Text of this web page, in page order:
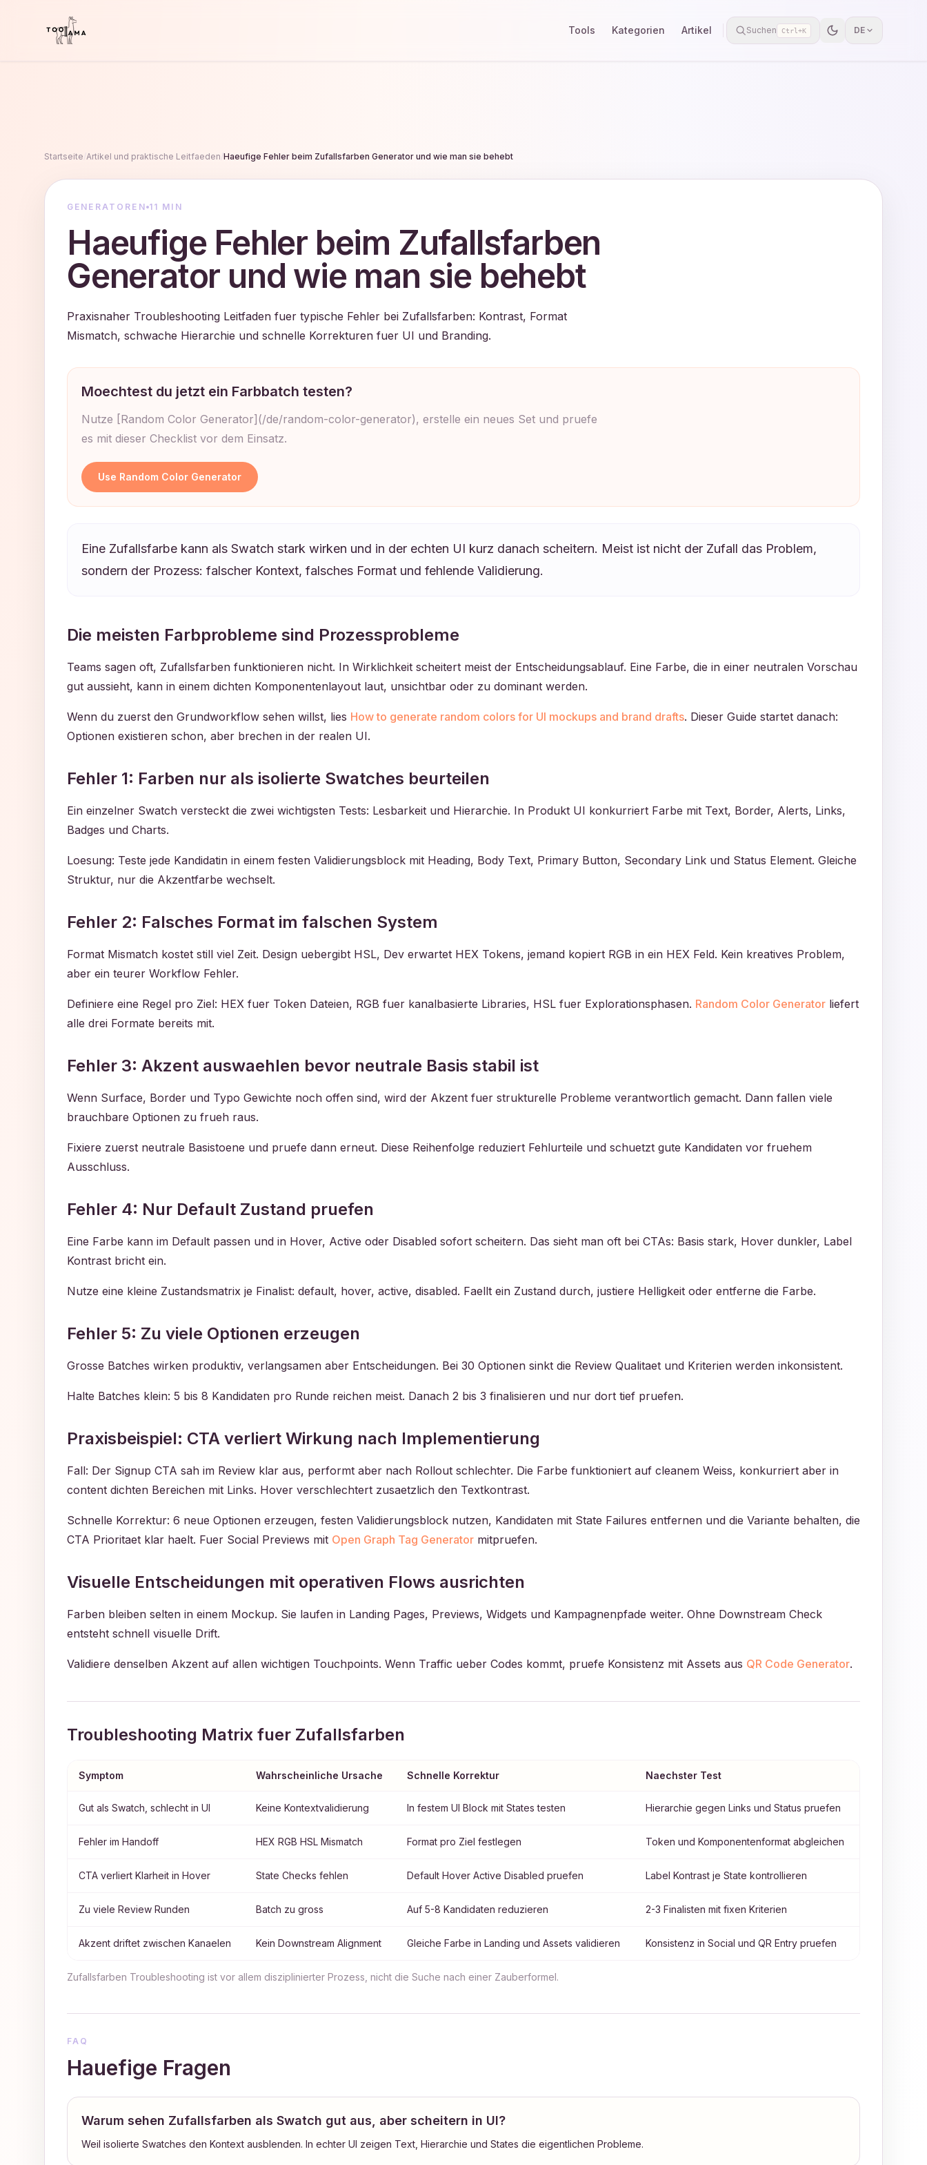
Tools Kategorien Artikel Suchen Ctrl+K DE
Startseite Artikel und praktische Leitfaeden Haeufige Fehler beim Zufallsfarben Generator und wie man sie behebt
GENERATOREN 11 MIN
Haeufige Fehler beim Zufallsfarben
Generator und wie man sie behebt
Praxisnaher Troubleshooting Leitfaden fuer typische Fehler bei Zufallsfarben: Kontrast, Format
Mismatch, schwache Hierarchie und schnelle Korrekturen fuer UI und Branding.
Moechtest du jetzt ein Farbbatch testen?
Nutze [Random Color Generator](/de/random-color-generator), erstelle ein neues Set und pruefe
es mit dieser Checklist vor dem Einsatz.
Use Random Color Generator
Eine Zufallsfarbe kann als Swatch stark wirken und in der echten UI kurz danach scheitern. Meist ist nicht der Zufall das Problem,
sondern der Prozess: falscher Kontext, falsches Format und fehlende Validierung.
Die meisten Farbprobleme sind Prozessprobleme
Teams sagen oft, Zufallsfarben funktionieren nicht. In Wirklichkeit scheitert meist der Entscheidungsablauf. Eine Farbe, die in einer neutralen Vorschau
gut aussieht, kann in einem dichten Komponentenlayout laut, unsichtbar oder zu dominant werden.
Wenn du zuerst den Grundworkflow sehen willst, lies How to generate random colors for UI mockups and brand drafts. Dieser Guide startet danach:
Optionen existieren schon, aber brechen in der realen UI.
Fehler 1: Farben nur als isolierte Swatches beurteilen
Ein einzelner Swatch versteckt die zwei wichtigsten Tests: Lesbarkeit und Hierarchie. In Produkt UI konkurriert Farbe mit Text, Border, Alerts, Links,
Badges und Charts.
Loesung: Teste jede Kandidatin in einem festen Validierungsblock mit Heading, Body Text, Primary Button, Secondary Link und Status Element. Gleiche
Struktur, nur die Akzentfarbe wechselt.
Fehler 2: Falsches Format im falschen System
Format Mismatch kostet still viel Zeit. Design uebergibt HSL, Dev erwartet HEX Tokens, jemand kopiert RGB in ein HEX Feld. Kein kreatives Problem,
aber ein teurer Workflow Fehler.
Definiere eine Regel pro Ziel: HEX fuer Token Dateien, RGB fuer kanalbasierte Libraries, HSL fuer Explorationsphasen. Random Color Generator liefert
alle drei Formate bereits mit.
Fehler 3: Akzent auswaehlen bevor neutrale Basis stabil ist
Wenn Surface, Border und Typo Gewichte noch offen sind, wird der Akzent fuer strukturelle Probleme verantwortlich gemacht. Dann fallen viele
brauchbare Optionen zu frueh raus.
Fixiere zuerst neutrale Basistoene und pruefe dann erneut. Diese Reihenfolge reduziert Fehlurteile und schuetzt gute Kandidaten vor fruehem
Ausschluss.
Fehler 4: Nur Default Zustand pruefen
Eine Farbe kann im Default passen und in Hover, Active oder Disabled sofort scheitern. Das sieht man oft bei CTAs: Basis stark, Hover dunkler, Label
Kontrast bricht ein.
Nutze eine kleine Zustandsmatrix je Finalist: default, hover, active, disabled. Faellt ein Zustand durch, justiere Helligkeit oder entferne die Farbe.
Fehler 5: Zu viele Optionen erzeugen
Grosse Batches wirken produktiv, verlangsamen aber Entscheidungen. Bei 30 Optionen sinkt die Review Qualitaet und Kriterien werden inkonsistent.
Halte Batches klein: 5 bis 8 Kandidaten pro Runde reichen meist. Danach 2 bis 3 finalisieren und nur dort tief pruefen.
Praxisbeispiel: CTA verliert Wirkung nach Implementierung
Fall: Der Signup CTA sah im Review klar aus, performt aber nach Rollout schlechter. Die Farbe funktioniert auf cleanem Weiss, konkurriert aber in
content dichten Bereichen mit Links. Hover verschlechtert zusaetzlich den Textkontrast.
Schnelle Korrektur: 6 neue Optionen erzeugen, festen Validierungsblock nutzen, Kandidaten mit State Failures entfernen und die Variante behalten, die
CTA Prioritaet klar haelt. Fuer Social Previews mit Open Graph Tag Generator mitpruefen.
Visuelle Entscheidungen mit operativen Flows ausrichten
Farben bleiben selten in einem Mockup. Sie laufen in Landing Pages, Previews, Widgets und Kampagnenpfade weiter. Ohne Downstream Check
entsteht schnell visuelle Drift.
Validiere denselben Akzent auf allen wichtigen Touchpoints. Wenn Traffic ueber Codes kommt, pruefe Konsistenz mit Assets aus QR Code Generator.
Troubleshooting Matrix fuer Zufallsfarben
Symptom Wahrscheinliche Ursache Schnelle Korrektur Naechster Test
Gut als Swatch, schlecht in UI Keine Kontextvalidierung In festem UI Block mit States testen Hierarchie gegen Links und Status pruefen
Fehler im Handoff HEX RGB HSL Mismatch Format pro Ziel festlegen Token und Komponentenformat abgleichen
CTA verliert Klarheit in Hover State Checks fehlen Default Hover Active Disabled pruefen Label Kontrast je State kontrollieren
Zu viele Review Runden Batch zu gross Auf 5-8 Kandidaten reduzieren 2-3 Finalisten mit fixen Kriterien
Akzent driftet zwischen Kanaelen Kein Downstream Alignment Gleiche Farbe in Landing und Assets validieren Konsistenz in Social und QR Entry pruefen
Zufallsfarben Troubleshooting ist vor allem disziplinierter Prozess, nicht die Suche nach einer Zauberformel.
FAQ
Hauefige Fragen
Warum sehen Zufallsfarben als Swatch gut aus, aber scheitern in UI?
Weil isolierte Swatches den Kontext ausblenden. In echter UI zeigen Text, Hierarchie und States die eigentlichen Probleme.